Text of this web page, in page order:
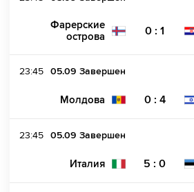
Фарерские
острова
0 : 1
23:45 05.09 Завершен
Молдова 0 : 4
23:45 05.09 Завершен
Италия 5 : 0